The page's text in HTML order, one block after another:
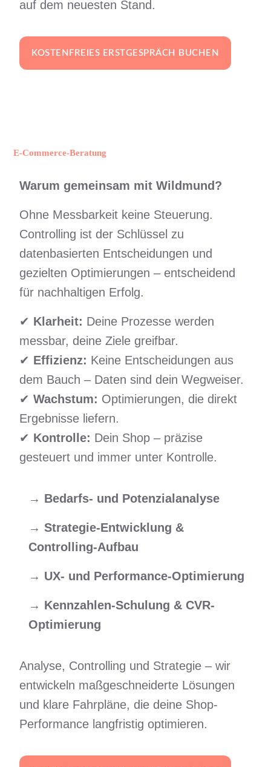
auf dem neuesten Stand.
KOSTENFREIES ERSTGESPRÄCH BUCHEN
E-Commerce-Beratung
Warum gemeinsam mit Wildmund?
Ohne Messbarkeit keine Steuerung.
Controlling ist der Schlüssel zu
datenbasierten Entscheidungen und
gezielten Optimierungen – entscheidend
für nachhaltigen Erfolg.
✔ Klarheit: Deine Prozesse werden
messbar, deine Ziele greifbar.
✔ Effizienz: Keine Entscheidungen aus
dem Bauch – Daten sind dein Wegweiser.
✔ Wachstum: Optimierungen, die direkt
Ergebnisse liefern.
✔ Kontrolle: Dein Shop – präzise
gesteuert und immer unter Kontrolle.
→ Bedarfs- und Potenzialanalyse
→ Strategie-Entwicklung &
Controlling-Aufbau
→ UX- und Performance-Optimierung
→ Kennzahlen-Schulung & CVR-
Optimierung
Analyse, Controlling und Strategie – wir
entwickeln maßgeschneiderte Lösungen
und klare Fahrpläne, die deine Shop-
Performance langfristig optimieren.